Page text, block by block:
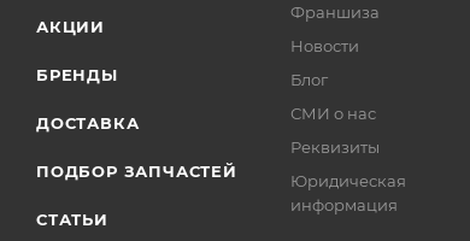
АКЦИИ
БРЕНДЫ
ДОСТАВКА
ПОДБОР ЗАПЧАСТЕЙ
СТАТЬИ
Франшиза
Новости
Блог
СМИ о нас
Реквизиты
Юридическая
информация